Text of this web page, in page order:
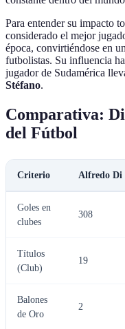
Para entender su impacto
considerado el mejor
época, convirtiéndose en
futbolistas. Su influencia
jugador de Sudamérica
Stéfano.
Comparativa:
del Fútbol
Criterio Alfredo Di
Goles en
clubes
308
Títulos
(Club)
19
Balones
de Oro
2